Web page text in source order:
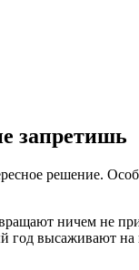
запретишь
решение.
ничем не
год высаживают на